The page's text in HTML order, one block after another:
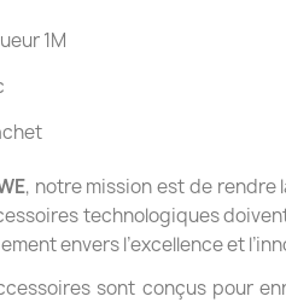
1M
, notre mission est de rendre
technologiques
envers l’excellence et
sont conçus pour